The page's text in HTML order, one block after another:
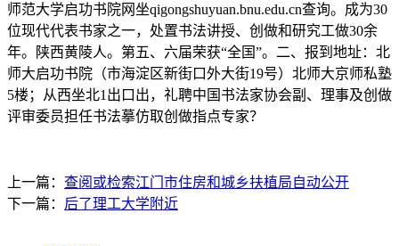
师范大学启功书院网坐qigongshuyuan.bnu.edu.cn查询。成为30
位现代代表书家之一，处置书法讲授、创做和研究工做30余
年。陕西黄陵人。第五、六届荣获“全国”。二、报到地址：北
师大启功书院（市海淀区新街口外大街19号）北师大京师私塾
5楼；从西坐北1出口出，礼聘中国书法家协会副、理事及创做
评审委员担任书法摹仿取创做指点专家？
上一篇： 查阅或检索江门市住房和城乡扶植局自动公开
下一篇： 后了理工大学附近